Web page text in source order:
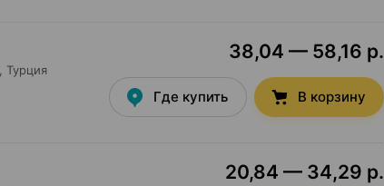
, Турция
38,04 — 58,16 р.
Где купить В корзину
20,84 — 34,29 р.